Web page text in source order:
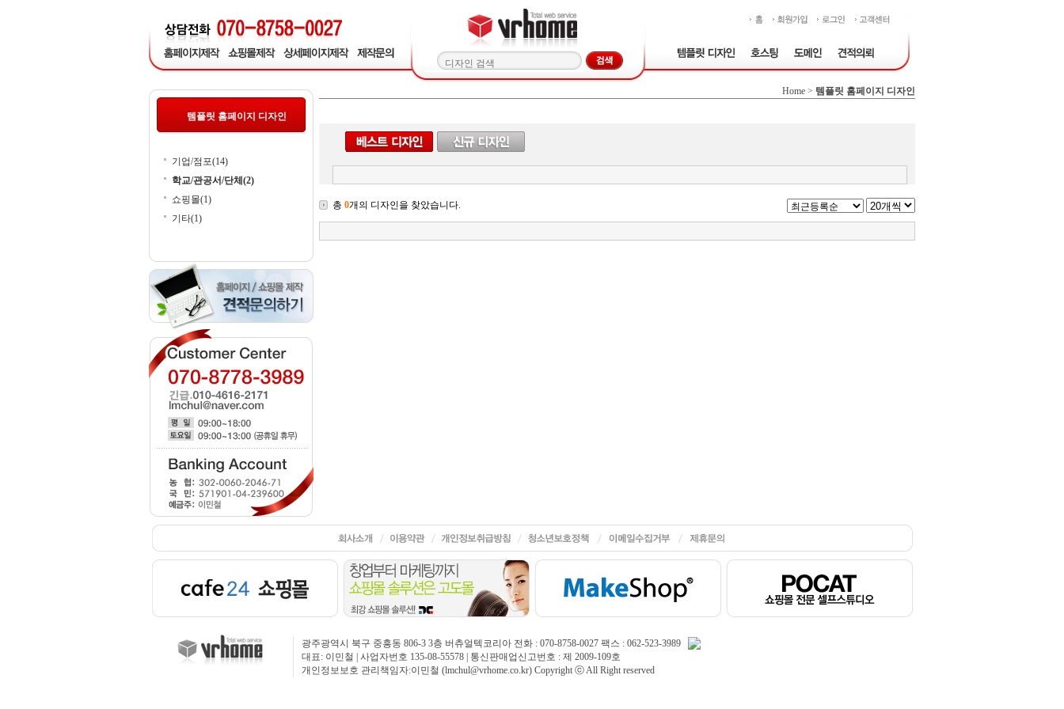
템플릿 홈페이지 디자인
기업/점포(14)
학교/관공서/단체(2)
쇼핑몰(1)
기타(1)
Home > 템플릿 홈페이지 디자인
총 0개의 디자인을 찾았습니다.
광주광역시 북구 중흥동 806-3 3층 버츄얼텍코리아 전화 : 070-8758-0027 팩스 : 062-523-3989
대표: 이민철 | 사업자번호 135-08-55578 | 통신판매업신고번호 : 제 2009-109호
개인정보보호 관리책임자:이민철 (lmchul@vrhome.co.kr) Copyright ⓒ All Right reserved